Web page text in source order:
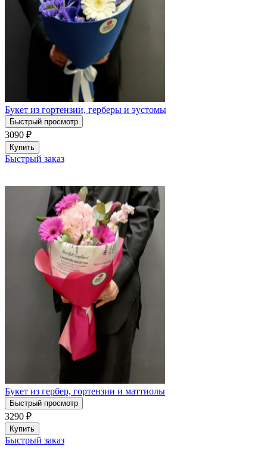
Букет из гортензии, герберы и эустомы
Быстрый просмотр
3090 ₽
Купить
Быстрый заказ
Букет из гербер, гортензии и маттиолы
Быстрый просмотр
3290 ₽
Купить
Быстрый заказ